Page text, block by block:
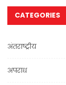
CATEGORIES
अंतराष्ट्रीय
अपराध